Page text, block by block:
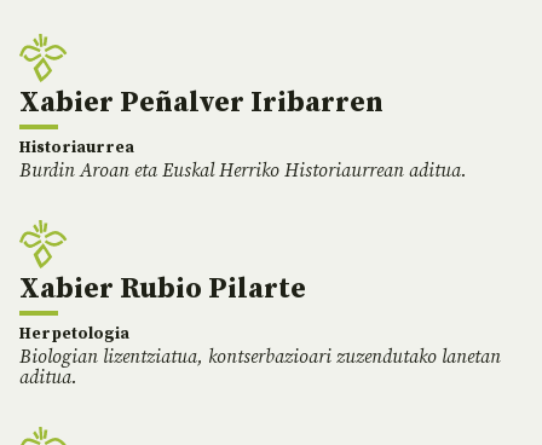
Xabier Peñalver Iribarren
Historiaurrea
Burdin Aroan eta Euskal Herriko Historiaurrean aditua.
Xabier Rubio Pilarte
Herpetologia
Biologian lizentziatua, kontserbazioari zuzendutako lanetan
aditua.